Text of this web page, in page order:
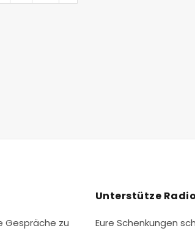
Gespräche zu
Unterstütze
Eure Schenkungen